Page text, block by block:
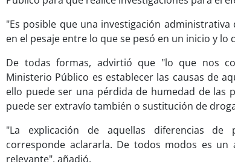
"Es posible que una investigación
en el pesaje entre lo que se pesó en un inicio y lo
De todas formas, advirtió que "lo que nos
Ministerio Público es establecer las causas de
ello puede ser una pérdida de humedad de las
puede ser extravío también o sustitución de
"La explicación de aquellas diferencias de
corresponde aclararla. De todos modos es
relevante", añadió.